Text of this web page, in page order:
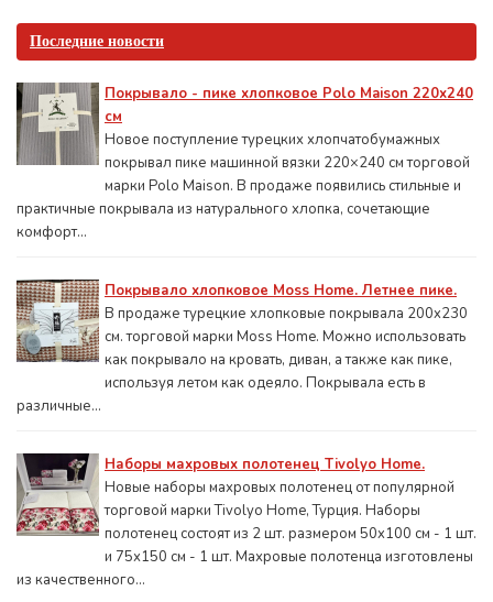
Последние новости
Покрывало - пике хлопковое Polo Maison 220х240
см
Новое поступление турецких хлопчатобумажных
покрывал пике машинной вязки 220×240 см торговой
марки Polo Maison. В продаже появились стильные и
практичные покрывала из натурального хлопка, сочетающие
комфорт...
Покрывало хлопковое Moss Home. Летнее пике.
В продаже турецкие хлопковые покрывала 200x230
см. торговой марки Moss Home. Можно использовать
как покрывало на кровать, диван, а также как пике,
используя летом как одеяло. Покрывала есть в
различные...
Наборы махровых полотенец Tivolyo Home.
Новые наборы махровых полотенец от популярной
торговой марки Tivolyo Home, Турция. Наборы
полотенец состоят из 2 шт. размером 50x100 см - 1 шт.
и 75х150 см - 1 шт. Махровые полотенца изготовлены
из качественного...